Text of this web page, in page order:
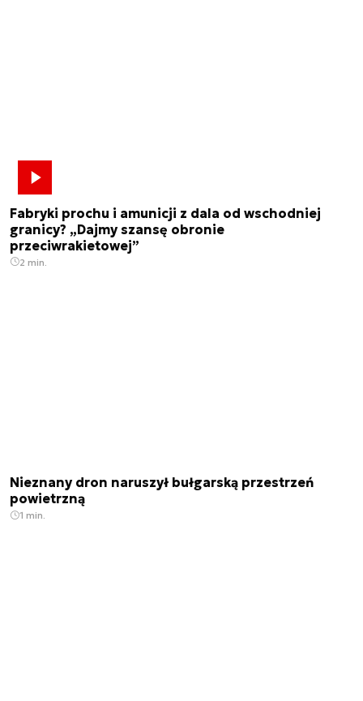
Fabryki prochu i amunicji z dala od wschodniej
granicy? „Dajmy szansę obronie
przeciwrakietowej”
2 min.
Nieznany dron naruszył bułgarską przestrzeń
powietrzną
1 min.